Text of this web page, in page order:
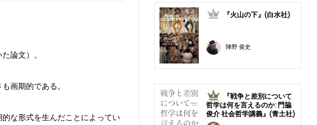
論文）。
画期的である。
な形式を生んだことによってい
2 『火山の下』(白水社)
陣野 俊史
3
『戦争と差別について
哲学は何を言えるのか: 門脇
俊介 社会哲学講義』(青土社)